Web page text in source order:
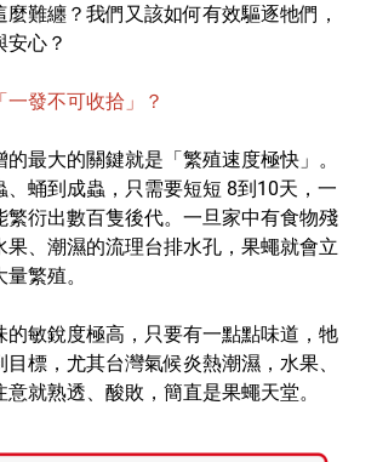
絲專頁
難纏？我們又該如何有效驅逐牠們，
安心？
發不可收拾」？
最大的關鍵就是「繁殖速度極快」。
、蛹到成蟲，只需要短短 8到10天，一
繁衍出數百隻後代。一旦家中有食物殘
果、潮濕的流理台排水孔，果蠅就會立
繁殖。
的敏銳度極高，只要有一點點味道，牠
標，尤其台灣氣候炎熱潮濕，水果、
就熟透、酸敗，簡直是果蠅天堂。